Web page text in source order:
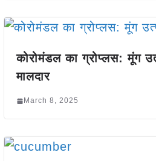
कोरोमंडल का ग्रोप्लस: मूंग
मालदार
March 8, 2025